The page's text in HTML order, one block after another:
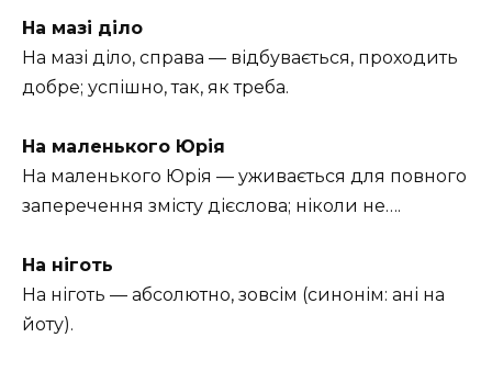
На мазі діло
На мазі діло, справа — відбувається, проходить
добре; успішно, так, як треба.
На маленького Юрія
На маленького Юрія — уживається для повного
заперечення змісту дієслова; ніколи не….
На ніготь
На ніготь — абсолютно, зовсім (синонім: ані на
йоту).